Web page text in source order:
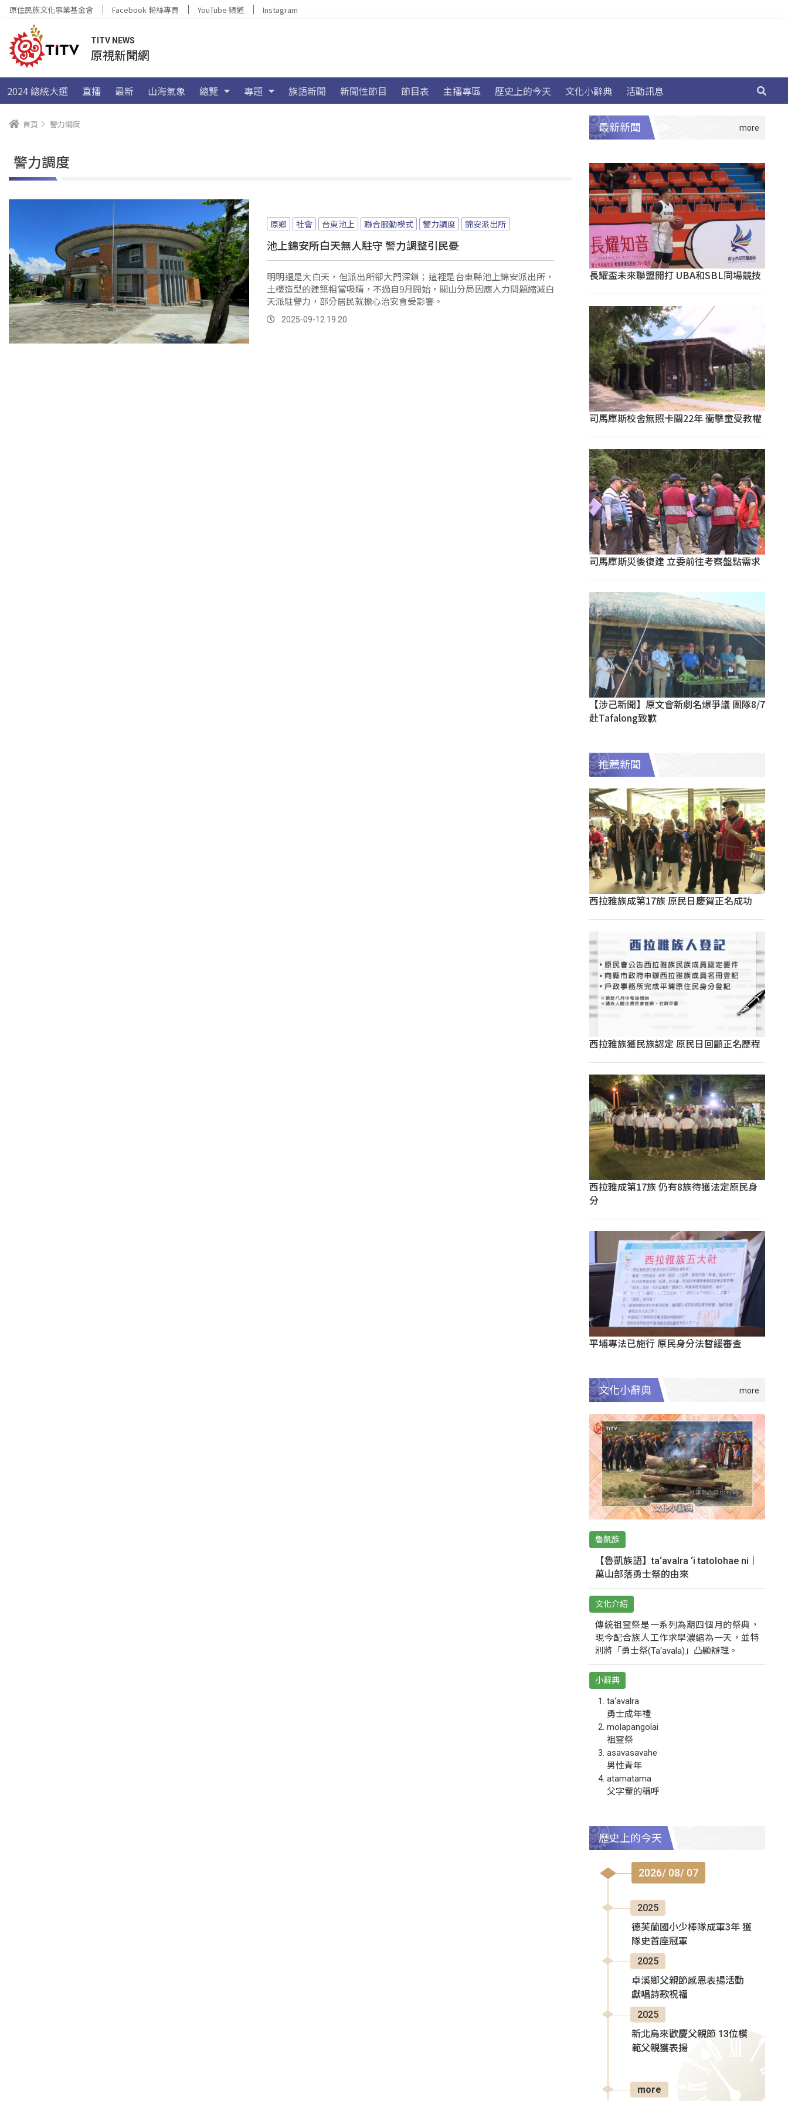
原住民族文化事業基金會 Facebook 粉絲專頁 YouTube 頻道 Instagram
TITV NEWS
原視新聞網
2024 總統大選 直播 最新 山海氣象 總覽 專題 族語新聞 新聞性節目 節目表 主播專區 歷史上的今天 文化小辭典 活動訊息
首頁 警力調度
警力調度
原鄉 社會 台東池上 聯合服勤模式 警力調度 錦安派出所
池上錦安所白天無人駐守 警力調整引民憂
明明還是大白天，但派出所卻大門深鎖；這裡是台東縣池上錦安派出所，
土樓造型的建築相當吸睛，不過自9月開始，關山分局因應人力問題縮減白
天派駐警力，部分居民就擔心治安會受影響。
2025-09-12 19:20
最新新聞
長耀盃未來聯盟開打 UBA和SBL同場競技
司馬庫斯校舍無照卡關22年 衝擊童受教權
司馬庫斯災後復建 立委前往考察盤點需求
【涉己新聞】原文會新劇名爆爭議 團隊8/7
赴Tafalong致歉
推薦新聞
西拉雅族成第17族 原民日慶賀正名成功
西拉雅族獲民族認定 原民日回顧正名歷程
西拉雅成第17族 仍有8族待獲法定原民身
分
平埔專法已施行 原民身分法暫緩審查
文化小辭典
魯凱族
【魯凱族語】ta‘avalra ‘i tatolohae ni｜
萬山部落勇士祭的由來
文化介紹
傳統祖靈祭是一系列為期四個月的祭典，
現今配合族人工作求學濃縮為一天，並特
別將「勇士祭(Ta‘avala)」凸顯辦理。
小辭典
ta‘avalra
勇士成年禮
molapangolai
祖靈祭
asavasavahe
男性青年
atamatama
父字輩的稱呼
歷史上的今天
2026/ 08/ 07
2025
德芙蘭國小少棒隊成軍3年 獲
隊史首座冠軍
2025
卓溪鄉父親節感恩表揚活動
獻唱詩歌祝福
2025
新北烏來歡慶父親節 13位模
範父親獲表揚
more